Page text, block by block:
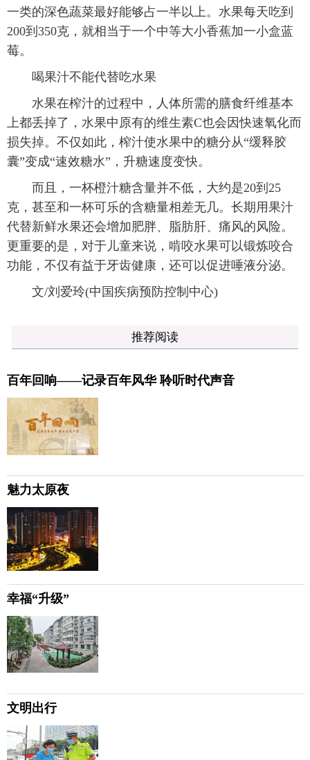
一类的深色蔬菜最好能够占一半以上。水果每天吃到
200到350克，就相当于一个中等大小香蕉加一小盒蓝
莓。
喝果汁不能代替吃水果
水果在榨汁的过程中，人体所需的膳食纤维基本
上都丢掉了，水果中原有的维生素C也会因快速氧化而
损失掉。不仅如此，榨汁使水果中的糖分从“缓释胶
囊”变成“速效糖水”，升糖速度变快。
而且，一杯橙汁糖含量并不低，大约是20到25
克，甚至和一杯可乐的含糖量相差无几。长期用果汁
代替新鲜水果还会增加肥胖、脂肪肝、痛风的风险。
更重要的是，对于儿童来说，啃咬水果可以锻炼咬合
功能，不仅有益于牙齿健康，还可以促进唾液分泌。
文/刘爱玲(中国疾病预防控制中心)
推荐阅读
百年回响——记录百年风华 聆听时代声音
魅力太原夜
幸福“升级”
文明出行